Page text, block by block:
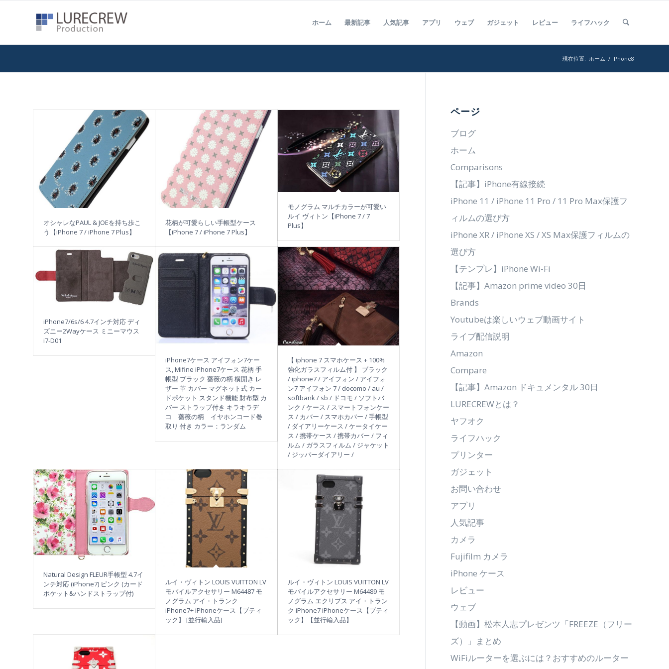
ホーム 最新記事 人気記事 アプリ ウェブ ガジェット レビュー ライフハック
現在位置: ホーム / iPhone8
オシャレなPAUL & JOEを持ち歩こ
う【iPhone 7 / iPhone 7 Plus】
花柄が可愛らしい手帳型ケース
【iPhone 7 / iPhone 7 Plus】
モノグラム マルチカラーが可愛い
ルイ ヴィトン【iPhone 7 / 7
Plus】
iPhone7/6s/6 4.7インチ対応 ディ
ズニー2Wayケース ミニーマウス
i7-D01
iPhone7ケース アイフォン7ケー
ス, Mifine iPhone7ケース 花柄 手
帳型 ブラック 薔薇の柄 横開き レ
ザー 革 カバー マグネット式 カー
ドポケット スタンド機能 財布型 カ
バー ストラップ付き キラキラデ
コ 薔薇の柄 イヤホンコード巻
取り 付き カラー：ランダム
【 iphone 7 スマホケース + 100%
強化ガラスフィルム付 】 ブラック
/ iphone7 / アイフォン / アイフォ
ン7 アイフォン 7 / docomo / au /
softbank / sb / ドコモ / ソフトバ
ンク / ケース / スマートフォンケー
ス / カバー / スマホカバー / 手帳型
/ ダイアリーケース / ケータイケー
ス / 携帯ケース / 携帯カバー / フィ
ルム / ガラスフィルム / ジャケット
/ ジッパーダイアリー /
Natural Design FLEUR手帳型 4.7イ
ンチ対応 (iPhone7) ピンク (カード
ポケット&ハンドストラップ付)
ルイ・ヴィトン LOUIS VUITTON LV
モバイルアクセサリー M64487 モ
ノグラム アイ・トランク
iPhone7+ iPhoneケース【ブティ
ック】 [並行輸入品]
ルイ・ヴィトン LOUIS VUITTON LV
モバイルアクセサリー M64489 モ
ノグラム エクリプス アイ・トラン
ク iPhone7 iPhoneケース【ブティ
ック】【並行輸入品】
ページ
ブログ
ホーム
Comparisons
【記事】iPhone有線接続
iPhone 11 / iPhone 11 Pro / 11 Pro Max保護フ
ィルムの選び方
iPhone XR / iPhone XS / XS Max保護フィルムの
選び方
【テンプレ】iPhone Wi-Fi
【記事】Amazon prime video 30日
Brands
Youtubeは楽しいウェブ動画サイト
ライブ配信説明
Amazon
Compare
【記事】Amazon ドキュメンタル 30日
LURECREWとは？
ヤフオク
ライフハック
プリンター
ガジェット
お問い合わせ
アプリ
人気記事
カメラ
Fujifilm カメラ
iPhone ケース
レビュー
ウェブ
【動画】松本人志プレゼンツ「FREEZE（フリー
ズ）」まとめ
WiFiルーターを選ぶには？おすすめのルーター